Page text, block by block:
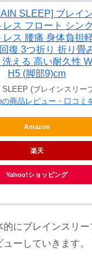
SLEEP] ブレイ
レス フロート シン
レス 腰痛 身体負担
復 3つ折り 折り畳
洗える 高い耐久性
H5 (脚部9)cm
SLEEP (ブレインスリー
商品レビュー・口コミ
Amazon
楽天
Yahoo!ショッピング
的にブレインスリー
ーしていきます。